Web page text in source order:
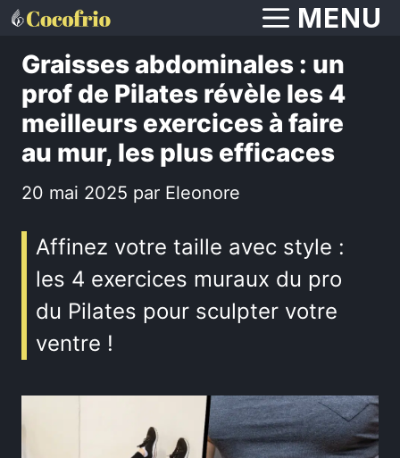
Aller
contenu
MENU
Graisses abdominales : un
prof de Pilates révèle les 4
meilleurs exercices à faire
au mur, les plus efficaces
20 mai 2025 par Eleonore
Affinez votre taille avec style :
les 4 exercices muraux du pro
du Pilates pour sculpter votre
ventre !